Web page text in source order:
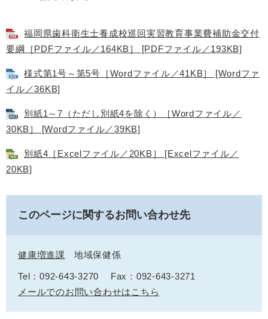
福岡県歯科衛生士養成校巡回実習教育事業費補助金交付
要綱［PDFファイル／164KB］ [PDFファイル／193KB]
様式第1号～第5号［Wordファイル／41KB］ [Wordファ
イル／36KB]
別紙1～7（ただし別紙4を除く）［Wordファイル／
30KB］ [Wordファイル／39KB]
別紙4［Excelファイル／20KB］ [Excelファイル／
20KB]
このページに関するお問い合わせ先
健康増進課 地域保健係
Tel：092-643-3270
Fax：092-643-3271
メールでのお問い合わせはこちら